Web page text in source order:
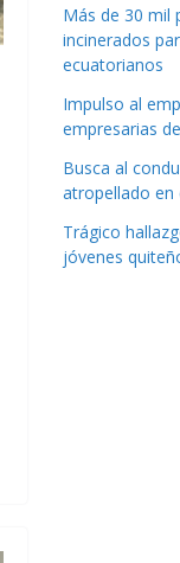
Más de 30 mil
incinerados
ecuatorianos
Impulso al
empresarias
Busca al
atropellado en
Trágico
jóvenes